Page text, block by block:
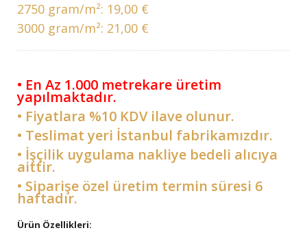
2750 gram/m²: 19,00 €
3000 gram/m²: 21,00 €
• En Az 1.000 metrekare üretim
yapılmaktadır.
• Fiyatlara %10 KDV ilave olunur.
• Teslimat yeri İstanbul fabrikamızdır.
• İşçilik uygulama nakliye bedeli alıcıya
aittir.
• Siparişe özel üretim termin süresi 6
haftadır.
Ürün Özellikleri: